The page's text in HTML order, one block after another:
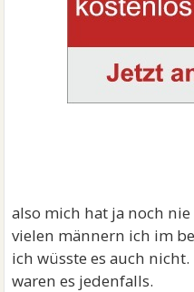
also mich hat ja noch
vielen männern ich im
ich wüsste es auch
waren es jedenfalls.